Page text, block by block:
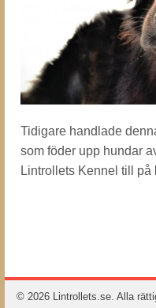
Tidigare handlade
som föder upp hundar
Lintrollets Kennel till på
© 2026 Lintrollets.se. Alla